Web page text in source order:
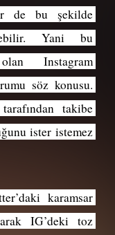
de bu şekilde
Yani bu
Instagram
söz konusu.
takibe
ister istemez
karamsar
IG’deki toz